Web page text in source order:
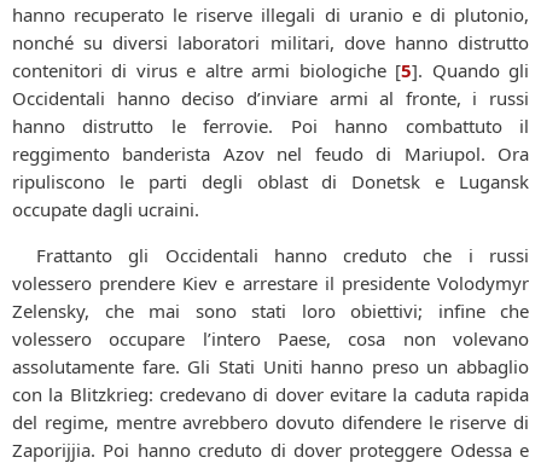
hanno recuperato le riserve illegali di uranio e di plutonio,
nonché su diversi laboratori militari, dove hanno distrutto
contenitori di virus e altre armi biologiche[5]. Quando gli
Occidentali hanno deciso d’inviare armi al fronte, i russi
hanno distrutto le ferrovie. Poi hanno combattuto il
reggimento banderista Azov nel feudo di Mariupol. Ora
ripuliscono le parti degli oblast di Donetsk e Lugansk
occupate dagli ucraini.
Frattanto gli Occidentali hanno creduto che i russi
volessero prendere Kiev e arrestare il presidente Volodymyr
Zelensky, che mai sono stati loro obiettivi; infine che
volessero occupare l’intero Paese, cosa non volevano
assolutamente fare. Gli Stati Uniti hanno preso un abbaglio
con la Blitzkrieg: credevano di dover evitare la caduta rapida
del regime, mentre avrebbero dovuto difendere le riserve di
Zaporijjia. Poi hanno creduto di dover proteggere Odessa e